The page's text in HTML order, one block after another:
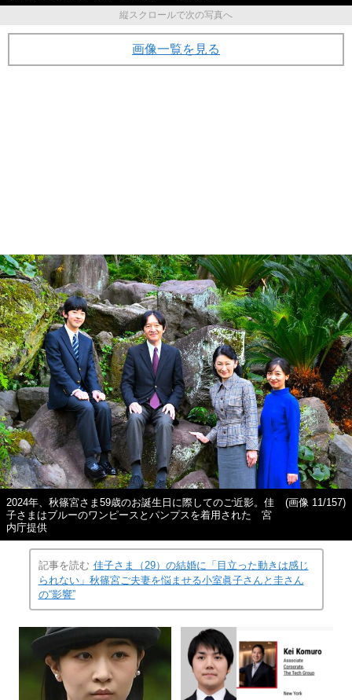
縦スクロールで次の写真へ
画像一覧を見る
2024年、秋篠宮さま59歳のお誕生日に際してのご近影。佳
子さまはブルーのワンピースとパンプスを着用された 宮
内庁提供
(画像 11/157)
記事を読む 佳子さま（29）の結婚に「目立った動きは感じ
られない」秋篠宮ご夫妻を悩ませる小室眞子さんと圭さん
の“影響”